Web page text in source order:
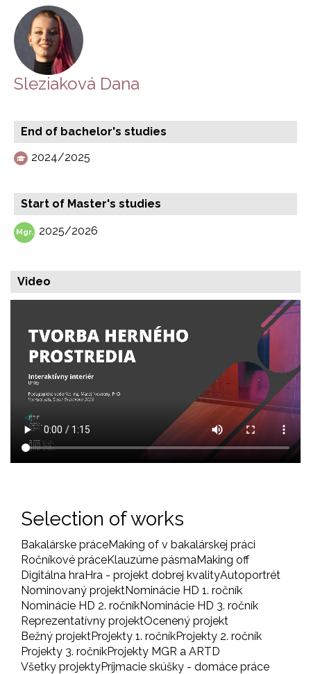
Sleziaková Dana
End of bachelor's studies
2024/2025
Start of Master's studies
2025/2026
Video
Selection of works
Bakalárske práceMaking of v bakalárskej práci
Ročníkové práceKlauzúrne pásmaMaking off
Digitálna hraHra - projekt dobrej kvalityAutoportrét
Nominovaný projektNominácie HD 1. ročník
Nominácie HD 2. ročníkNominácie HD 3. ročník
Reprezentatívny projektOcenený projekt
Bežný projektProjekty 1. ročníkProjekty 2. ročník
Projekty 3. ročníkProjekty MGR a ARTD
Všetky projektyPríjmacie skúšky - domáce práce